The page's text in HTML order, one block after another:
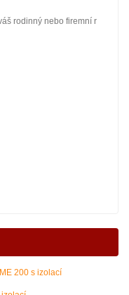
rodinný nebo firemní
tepelná čerpadla a
200 s izolací